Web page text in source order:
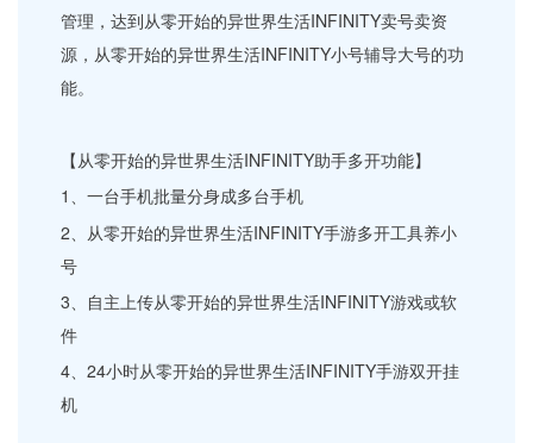
管理，达到从零开始的异世界生活INFINITY卖号卖资
源，从零开始的异世界生活INFINITY小号辅导大号的功
能。
【从零开始的异世界生活INFINITY助手多开功能】
1、一台手机批量分身成多台手机
2、从零开始的异世界生活INFINITY手游多开工具养小
号
3、自主上传从零开始的异世界生活INFINITY游戏或软
件
4、24小时从零开始的异世界生活INFINITY手游双开挂
机